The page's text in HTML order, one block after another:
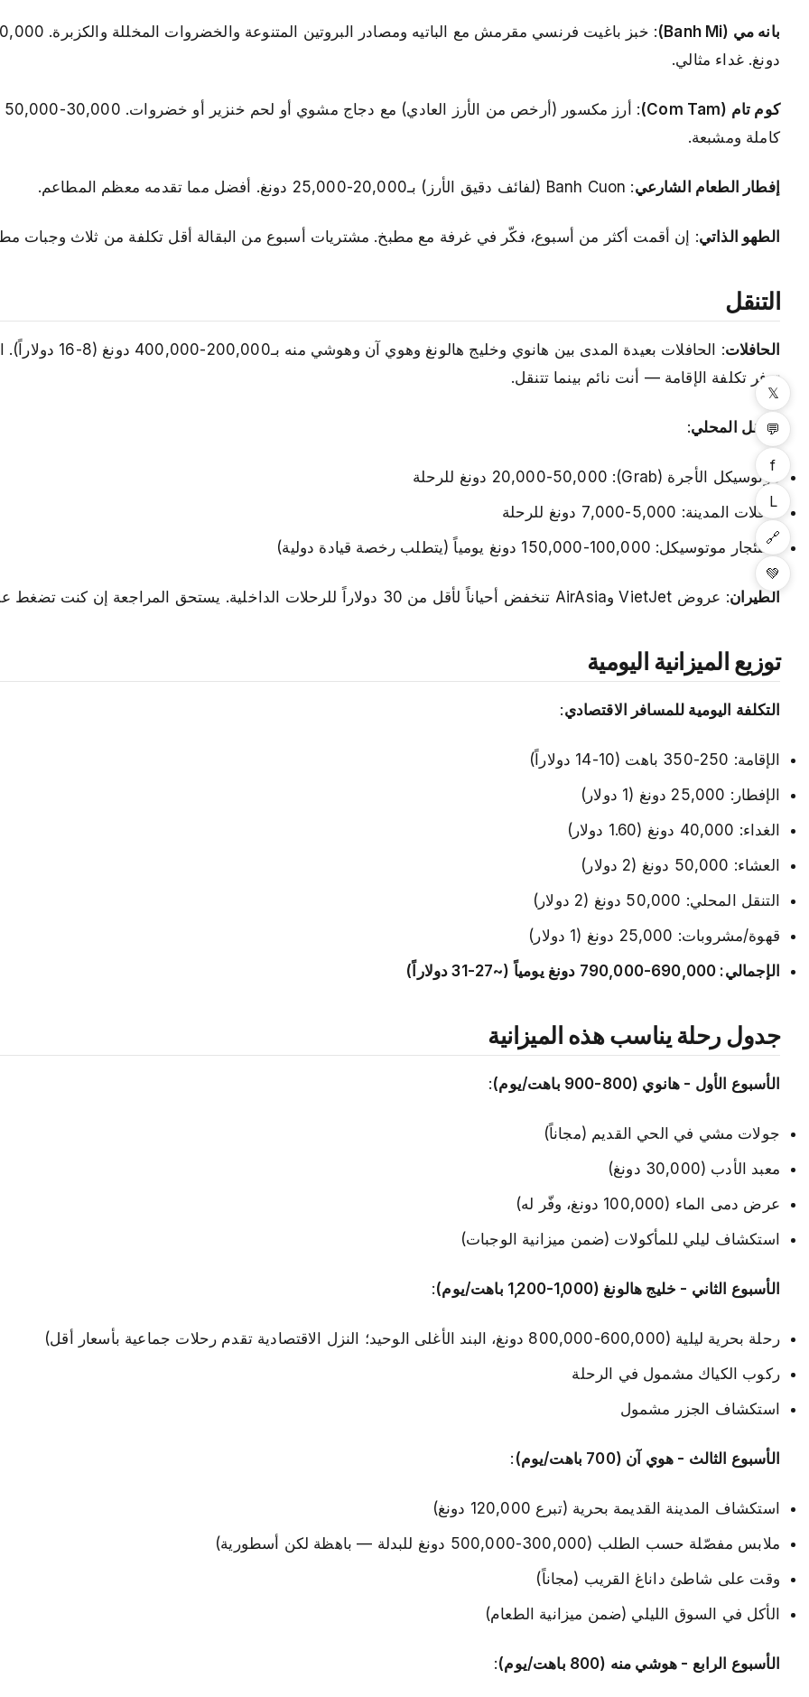
بانه مي (Banh Mi)
دونغ. غداء مثالي.
كوم تام (Com Tam)
كاملة ومشبعة.
إفطار الطعام الشارعي: Banh Cuon (لفائف دقيق الأرز) بـ20,000-25,000 دونغ. أفضل مما تقدمه معظم المطاعم.
الطهو الذاتي: إن أقمت أكثر من أسبوع، فكّر في غرفة مع مطبخ. مشتريات أسبوع من البقالة أقل تكلفة من ثلاث وجبات
التنقل
الحافلات
: الحافلات بعيدة المدى بين هانوي وخليج
توفر تكلفة الإقامة — أنت نائم بينما تتنقل.
التنقل المحلي:
موتوسيكل الأجرة (Grab): 20,000-50,000 دونغ للرحلة
حافلات المدينة: 5,000-7,000 دونغ للرحلة
استئجار موتوسيكل: 100,000-150,000 دونغ يومياً (يتطلب رخصة قيادة دولية)
الطيران: عروض VietJet وAirAsia تنخفض أحياناً لأقل من 30 دولاراً للرحلات الداخلية. يستحق المراجعة إن كنت تضغط على الوقت.
توزيع الميزانية اليومية
التكلفة اليومية للمسافر الاقتصادي:
الإقامة: 250-350 باهت (10-14 دولاراً)
الإفطار: 25,000 دونغ (1 دولار)
الغداء: 40,000 دونغ (1.60 دولار)
العشاء: 50,000 دونغ (2 دولار)
التنقل المحلي: 50,000 دونغ (2 دولار)
قهوة/مشروبات: 25,000 دونغ (1 دولار)
الإجمالي: 690,000-790,000 دونغ يومياً (~27-31 دولاراً)
جدول رحلة يناسب هذه الميزانية
الأسبوع الأول - هانوي (800-900 باهت/يوم) :
جولات مشي في الحي القديم (مجاناً)
معبد الأدب (30,000 دونغ)
عرض دمى الماء (100,000 دونغ، وفّر له)
استكشاف ليلي للمأكولات (ضمن ميزانية الوجبات)
الأسبوع الثاني - خليج هالونغ (1,000-1,200 باهت/يوم) :
رحلة بحرية ليلية (600,000-800,000 دونغ، البند الأغلى الوحيد؛ النزل الاقتصادية تقدم رحلات جماعية بأسعار أقل)
ركوب الكياك مشمول في الرحلة
استكشاف الجزر مشمول
الأسبوع الثالث - هوي آن (700 باهت/يوم) :
استكشاف المدينة القديمة بحرية (تبرع 120,000 دونغ)
ملابس مفصّلة حسب الطلب (300,000-500,000 دونغ للبدلة — باهظة لكن أسطورية)
وقت على شاطئ داناغ القريب (مجاناً)
الأكل في السوق الليلي (ضمن ميزانية الطعام)
الأسبوع الرابع - هوشي منه (800 باهت/يوم) :
𝕏
💬
f
L
🔗
💚